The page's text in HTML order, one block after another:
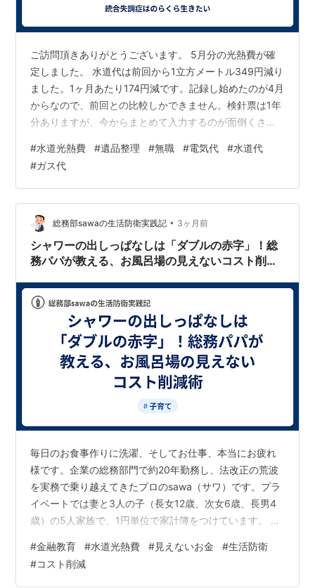
ご訪問頂きありがとうございます。 5月分の光熱費が確
定しました。 水道代は前回から1立方メートル349円減り
ました。1ヶ月あたり174円減です。記録し始めたのが4月
からなので、前回との比較しかできません。検針票は1年
分ありますが、今からまとめて入力するのが面倒くさい
しょう。母の洗い方は、ジャーっとお湯を大量に流しな
がらのお湯洗いです。一方の私は、洗剤で洗って、お箸
ぐらいの水量ですすいでいます。その差だと思います。
ガス代は前年から-2.7立方メートル-1,384円です。お風
呂の温度設定を今年は39度にしているので、その分だと
思います。ぬるいとお…
#水道光熱費 #遺品整理 #無職 #電気代 #水道代
#ガス代
総務部sawaの生活防衛実践記 • 3ヶ月前
シャワーの出しっぱなしは「ダブルの赤字」！総
務パパが教える、お風呂場の見えないコスト削減
毎日のお食事作りに洗濯、そしてお仕事、本当にお疲れ
様です。企業の総務部門で約20年勤務し、法改正の荒波
を実務で乗り越えてきたプロのsawa（サワ）です。プラ
イベートでは妻と3人の子（長女12歳、次女6歳、長男4
歳）の5人家族で、1円単位で家計簿をつけています。 こ
家を探してきましたが、今回はおうちの中で最も激しく
お金が流れ出ている場所、すなわち【お風呂場】につい
#金融教育 #水道光熱費 #見えないお金 #生活防衛
#コスト削減